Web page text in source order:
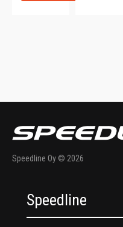
Speedline Oy © 2026
Speedline